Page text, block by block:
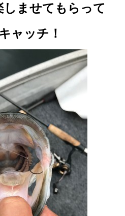
ませてもらって
ャッチ！